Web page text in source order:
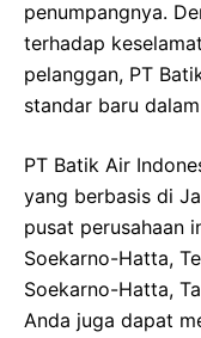
penumpangnya.
terhadap
pelanggan, PT
standar baru
PT Batik Air
yang berbasis di
pusat perusahaan
Soekarno-Hatta,
Soekarno-Hatta,
Anda juga dapat